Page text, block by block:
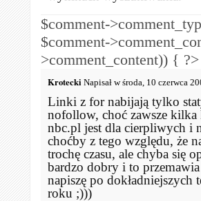
$comment-
$comment-
>comment_content)) { ?>
Krotecki Napisał w środa, 10 czerwca
Linki z for nabijają tylko
nofollow, choć zawsze
nbc.pl jest dla cierpliwych i
choćby z tego względu, że
trochę czasu, ale chyba się
bardzo dobry i to
napiszę po dokładniejszych
roku ;)))